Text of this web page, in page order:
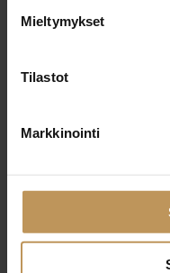
Mieltymykset
Tilastot
Markkinointi
Lue artikkeli